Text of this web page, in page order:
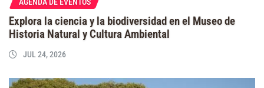
Explora la ciencia y la biodiversidad en el Museo de
Historia Natural y Cultura Ambiental
JUL 24, 2026